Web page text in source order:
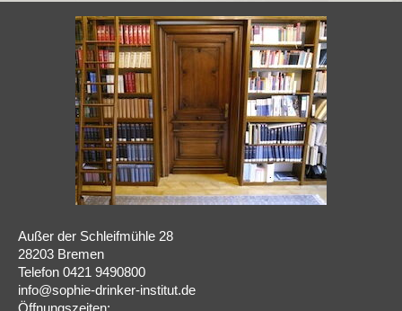
Außer der Schleifmühle 28
28203 Bremen
Telefon 0421 9490800
info@sophie-drinker-institut.de
Öffnungszeiten: